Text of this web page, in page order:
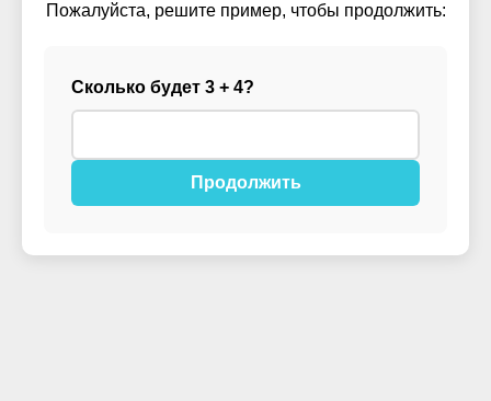
Пожалуйста, решите пример, чтобы продолжить:
Сколько будет 3 + 4?
Продолжить